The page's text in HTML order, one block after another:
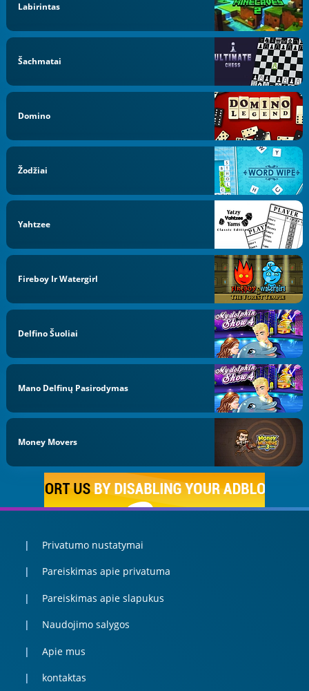
Labirintas
Šachmatai
Domino
Žodžiai
Yahtzee
Fireboy Ir Watergirl
Delfino Šuoliai
Mano Delfinų Pasirodymas
Money Movers
Privatumo nustatymai
Pareiskimas apie privatuma
Pareiskimas apie slapukus
Naudojimo salygos
Apie mus
kontaktas